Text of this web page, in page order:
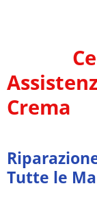
Crema
Tutte le